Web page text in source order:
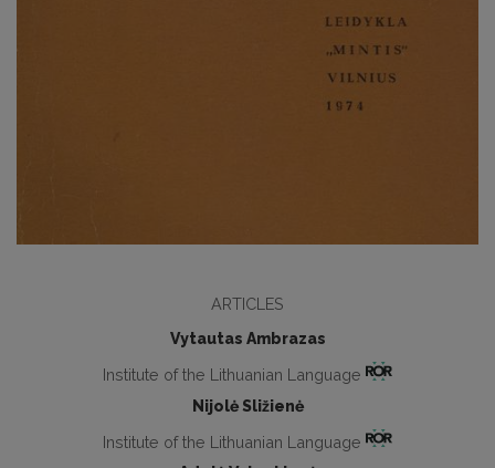
ARTICLES
Vytautas Ambrazas
Institute of the Lithuanian Language
Nijolė Sližienė
Institute of the Lithuanian Language